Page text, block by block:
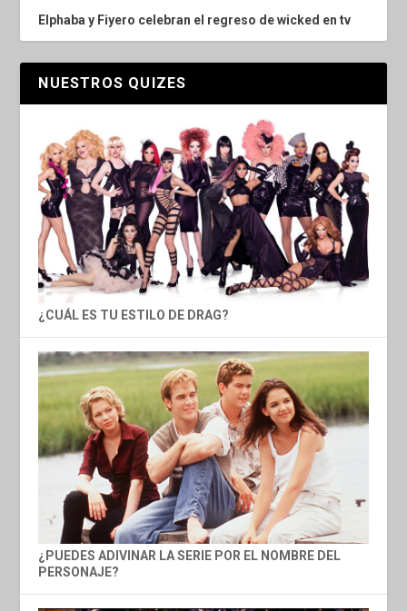
Elphaba y Fiyero celebran el regreso de wicked en tv
NUESTROS QUIZES
¿CUÁL ES TU ESTILO DE DRAG?
¿PUEDES ADIVINAR LA SERIE POR EL NOMBRE DEL
PERSONAJE?